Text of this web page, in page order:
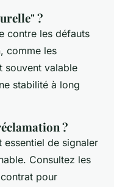
?
contre les défauts
comme les
souvent valable
stabilité à long
?
essentiel de signaler
Consultez les
pour